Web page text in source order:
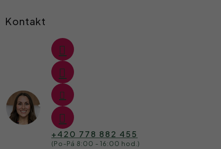
Kontakt
+420 778 882 455